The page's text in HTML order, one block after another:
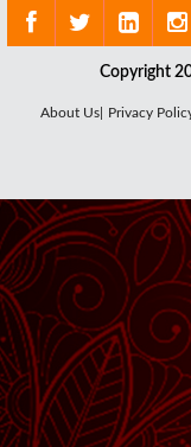
Copyright
About Us| Privacy